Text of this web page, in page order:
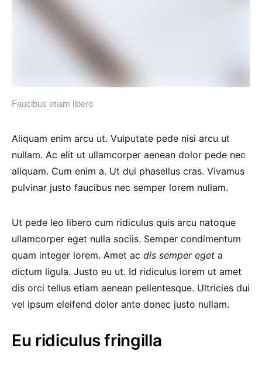
Faucibus etiam libero
Aliquam enim arcu ut. Vulputate pede nisi arcu ut
nullam. Ac elit ut ullamcorper aenean dolor pede nec
aliquam. Cum enim a. Ut dui phasellus cras. Vivamus
pulvinar justo faucibus nec semper lorem nullam.
Ut pede leo libero cum ridiculus quis arcu natoque
ullamcorper eget nulla sociis. Semper condimentum
quam integer lorem. Amet ac dis semper eget a
dictum ligula. Justo eu ut. Id ridiculus lorem ut amet
dis orci tellus etiam aenean pellentesque. Ultricies dui
vel ipsum eleifend dolor ante donec justo nullam.
Eu ridiculus fringilla